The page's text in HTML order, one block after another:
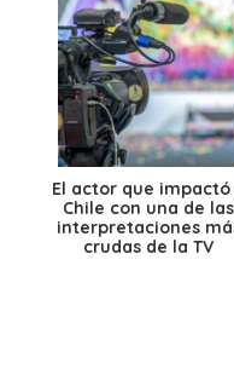
El actor que impactó
Chile con una de las
interpretaciones
crudas de la TV